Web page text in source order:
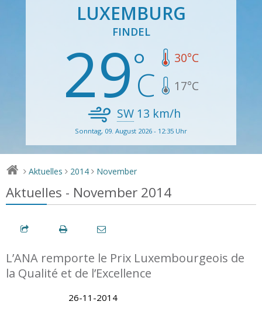
LUXEMBURG
FINDEL
29 30°C
17°C
SW13 km/h
Sonntag, 09. August 2026 - 12:35 Uhr
> Aktuelles > 2014 > November
Aktuelles - November 2014
L’ANA remporte le Prix Luxembourgeois de
la Qualité et de l’Excellence
26-11-2014